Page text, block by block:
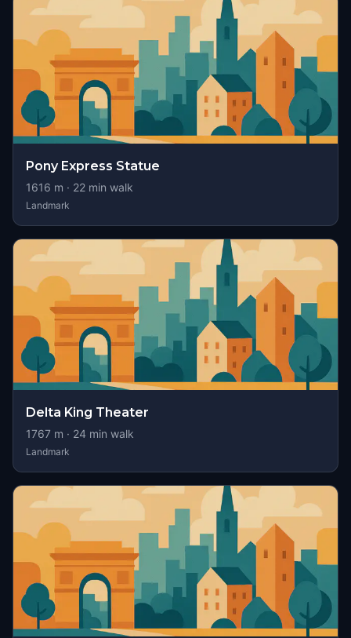
Pony Express Statue
1616 m · 22 min walk
Landmark
Delta King Theater
1767 m · 24 min walk
Landmark